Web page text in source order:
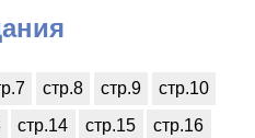
стр.8 стр.9
стр.10
стр.14 стр.15
стр.16